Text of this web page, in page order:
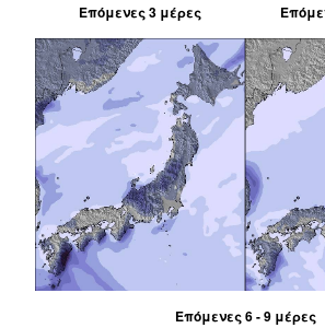
Επόμενες 3 μέρες
Επόμενες 6 - 9 μέρες